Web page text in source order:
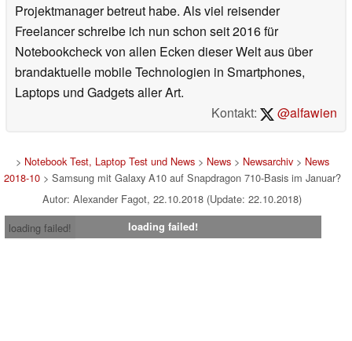
Projektmanager betreut habe. Als viel reisender
Freelancer schreibe ich nun schon seit 2016 für
Notebookcheck von allen Ecken dieser Welt aus über
brandaktuelle mobile Technologien in Smartphones,
Laptops und Gadgets aller Art.
Kontakt:
@alfawien
> Notebook Test, Laptop Test und News> News> Newsarchiv> News
2018-10> Samsung mit Galaxy A10 auf Snapdragon 710-Basis im Januar?
Autor: Alexander Fagot, 22.10.2018 (Update: 22.10.2018)
loading failed!
loading failed!